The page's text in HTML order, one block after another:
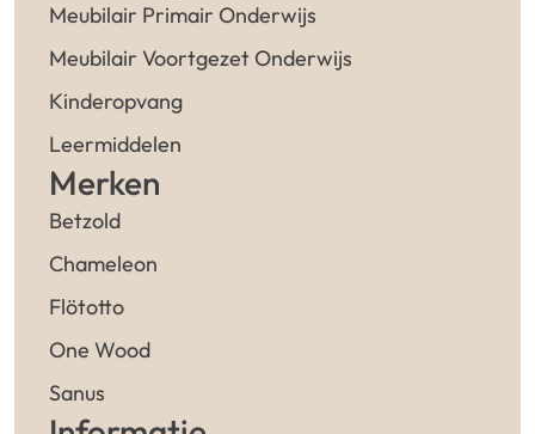
Meubilair Primair Onderwijs
Meubilair Voortgezet Onderwijs
Kinderopvang
Leermiddelen
Merken
Betzold
Chameleon
Flötotto
One Wood
Sanus